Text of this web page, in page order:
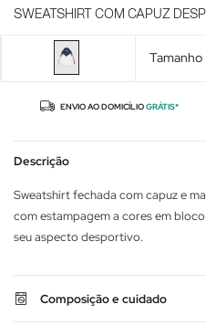
SWEATSHIRT COM CAPUZ
Tamanho
ENVIO AO DOMICÍLIOGRÁTIS*
Descrição
Sweatshirt fechada com capuz e
com estampagem a cores em
seu aspecto desportivo.
Composição e cuidado